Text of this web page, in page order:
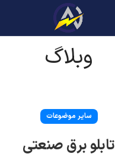
وبلاگ
سایر موضوعات
تابلو برق صنعتی